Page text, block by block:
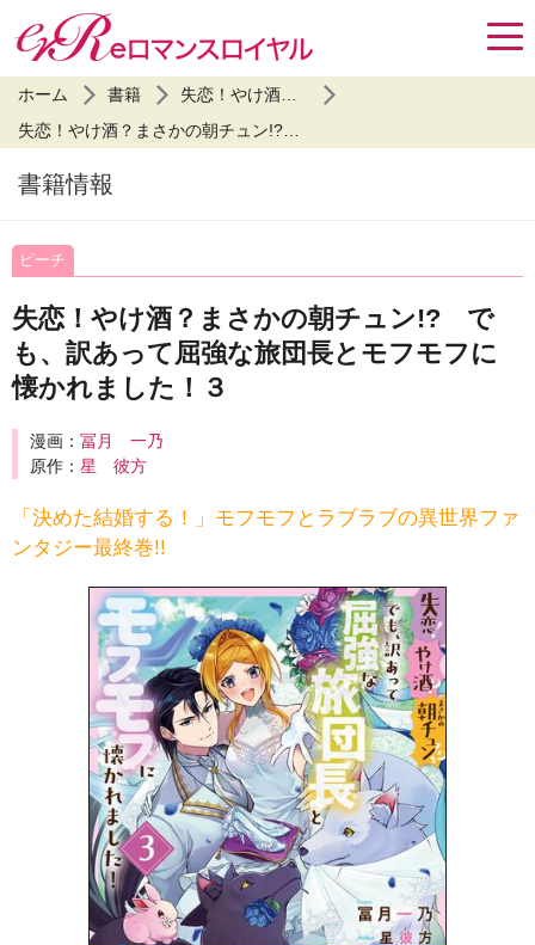
ホーム 書籍
書籍情報
ピーチ
失恋！やけ酒？まさかの朝チュン!? で
も、訳あって屈強な旅団長とモフモフに
懐かれました！３
漫画： 冨月 一乃
原作： 星 彼方
「決めた結婚する！」モフモフとラブラブの異世界ファ
ンタジー最終巻!!